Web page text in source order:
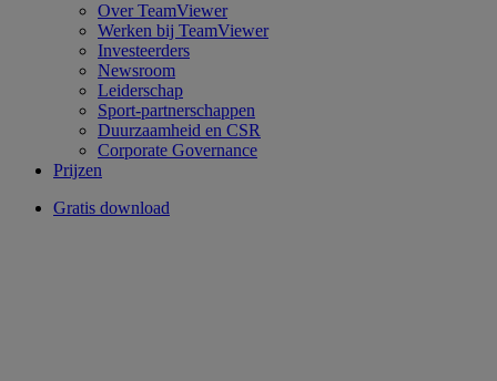
Over TeamViewer
Werken bij TeamViewer
Investeerders
Newsroom
Leiderschap
Sport-partnerschappen
Duurzaamheid en CSR
Corporate Governance
Prijzen
Gratis download